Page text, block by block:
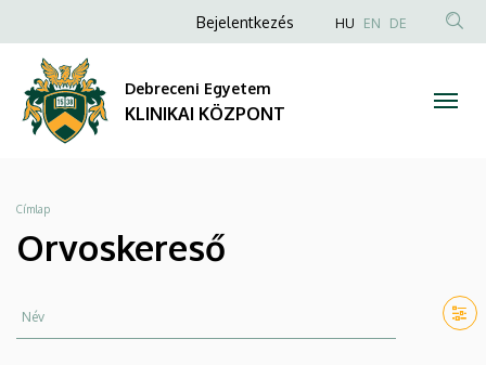
Orvoskereső
KLINIKAI
KÖZPONT
a
tartalomra
Anonim
fiók
menüje
Bejelentkezés HU EN DE
Debreceni Egyetem
KLINIKAI KÖZPONT
Morzsa
Címlap
Orvoskereső
Név